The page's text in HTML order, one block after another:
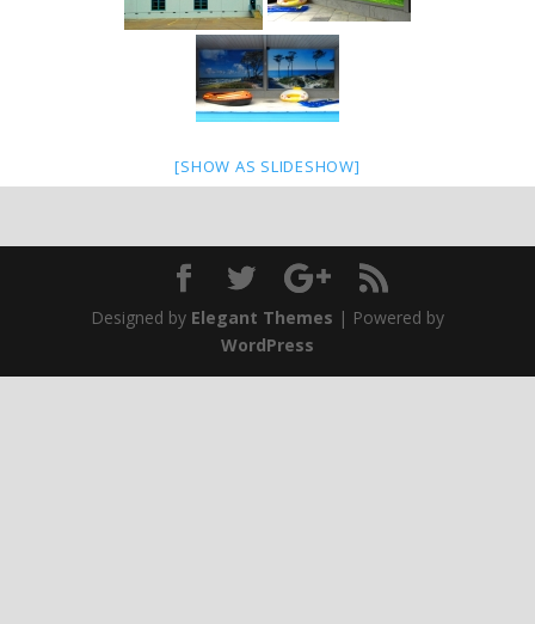
[SHOW AS SLIDESHOW]
Designed by Elegant Themes | Powered by
WordPress